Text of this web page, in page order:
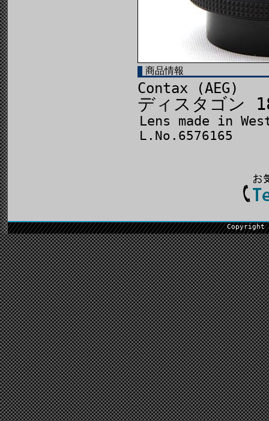
商品情報
Contax (AEG)
ディスタゴン
Lens made in
L.No.6576165
Copyright